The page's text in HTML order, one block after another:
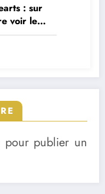
: sur
voir le
pour publier un